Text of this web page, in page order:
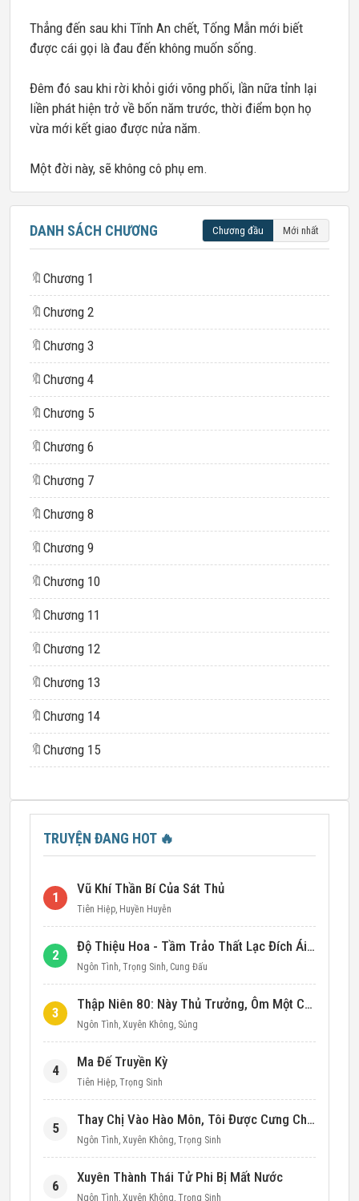
Thẳng đến sau khi Tĩnh An chết, Tống Mẫn mới biết
được cái gọi là đau đến không muốn sống.
Đêm đó sau khi rời khỏi giới võng phối, lần nữa tỉnh lại
liền phát hiện trở về bốn năm trước, thời điểm bọn họ
vừa mới kết giao được nửa năm.
Một đời này, sẽ không cô phụ em.
DANH SÁCH CHƯƠNG Chương đầu Mới nhất
🔖 Chương 1
🔖 Chương 2
🔖 Chương 3
🔖 Chương 4
🔖 Chương 5
🔖 Chương 6
🔖 Chương 7
🔖 Chương 8
🔖 Chương 9
🔖 Chương 10
🔖 Chương 11
🔖 Chương 12
🔖 Chương 13
🔖 Chương 14
🔖 Chương 15
TRUYỆN ĐANG HOT 🔥
1
Vũ Khí Thần Bí Của Sát Thủ
Tiên Hiệp, Huyền Huyễn
2
Độ Thiệu Hoa - Tầm Trảo Thất Lạc Đích Ái Tình
Ngôn Tình, Trọng Sinh, Cung Đấu
3
Thập Niên 80: Này Thủ Trưởng, Ôm Một Cái Đi!
Ngôn Tình, Xuyên Không, Sủng
4
Ma Đế Truyền Kỳ
Tiên Hiệp, Trọng Sinh
5
Thay Chị Vào Hào Môn, Tôi Được Cưng Chiều Hết Mực (Thập Niên 90)
Ngôn Tình, Xuyên Không, Trọng Sinh
6
Xuyên Thành Thái Tử Phi Bị Mất Nước
Ngôn Tình, Xuyên Không, Trọng Sinh